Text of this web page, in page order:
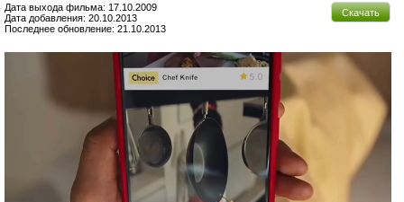
Скачать
Дата выхода фильма: 17.10.2009
Дата добавления: 20.10.2013
Последнее обновление: 21.10.2013